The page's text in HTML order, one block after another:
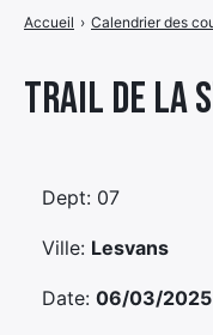
Trail De La
Accueil ›
Dept: 07
Ville: Lesvans
Date: 06/03/2025